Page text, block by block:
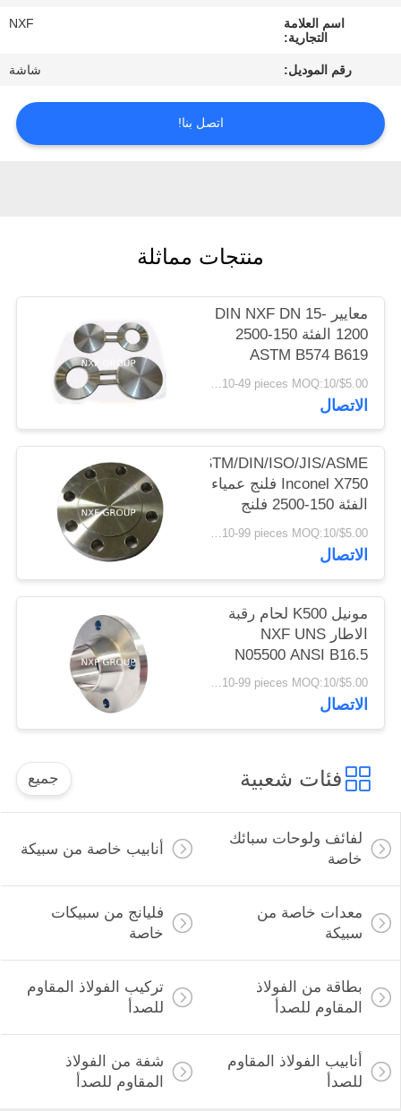
أخبار
اطلب
اقتباس
سياسة
الخصوصية
اسم العلامة
التجارية:
NXF
رقم الموديل: شاشة
اتصل بنا!
منتجات مماثلة
معايير DIN NXF DN 15-
1200 الفئة 150-2500
ASTM B574 B619
سبيكة C-4/W.NR
2.4610/UNS
N06455/AWS 052
الفراغات
$5.00/pieces 10-49 pieces MOQ:10 قطع
الاتصال
ASTM/DIN/ISO/JIS/ASME
Inconel X750 فلنج عمياء
الفئة 150-2500 فلنج
صفيحة Ni سبيكة ISO
150-2500LB
$5.00/pieces 10-99 pieces MOQ:10 قطع
الاتصال
مونيل K500 لحام رقبة
الاطار NXF UNS
N05500 ANSI B16.5
Clas150-2500 الاطار
OD 1/2-24 بوصة
$5.00/pieces 10-99 pieces MOQ:10 قطع
الاتصال
فئات شعبية جميع
لفائف ولوحات سبائك
خاصة
أنابيب خاصة من سبيكة
معدات خاصة من
سبيكة
فليانج من سبيكات
خاصة
بطاقة من الفولاذ
المقاوم للصدأ
تركيب الفولاذ المقاوم
للصدأ
أنابيب الفولاذ المقاوم
للصدأ
شفة من الفولاذ
المقاوم للصدأ